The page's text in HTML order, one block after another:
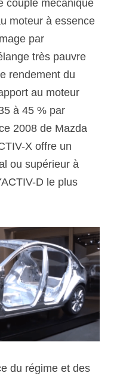
couple mécanique
moteur à essence
par
très pauvre
rendement du
au moteur
à 45 % par
2008 de Mazda
X offre un
ou supérieur à
D le plus
du régime et des